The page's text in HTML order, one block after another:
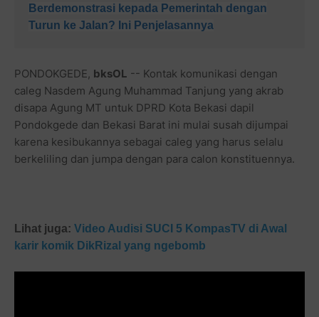
Berdemonstrasi kepada Pemerintah dengan
Turun ke Jalan? Ini Penjelasannya
PONDOKGEDE, bksOL -- Kontak komunikasi dengan
caleg Nasdem Agung Muhammad Tanjung yang akrab
disapa Agung MT untuk DPRD Kota Bekasi dapil
Pondokgede dan Bekasi Barat ini mulai susah dijumpai
karena kesibukannya sebagai caleg yang harus selalu
berkeliling dan jumpa dengan para calon konstituennya.
Lihat juga: Video Audisi SUCI 5 KompasTV di Awal
karir komik DikRizal yang ngebomb